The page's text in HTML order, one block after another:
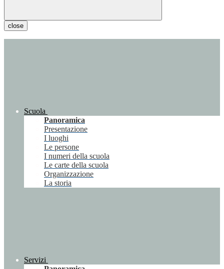
close
Scuola
Panoramica
Presentazione
I luoghi
Le persone
I numeri della scuola
Le carte della scuola
Organizzazione
La storia
Servizi